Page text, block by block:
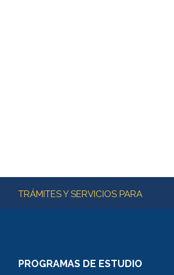
Más información
TRÁMITES Y SERVICIOS PARA
PROGRAMAS DE ESTUDIO